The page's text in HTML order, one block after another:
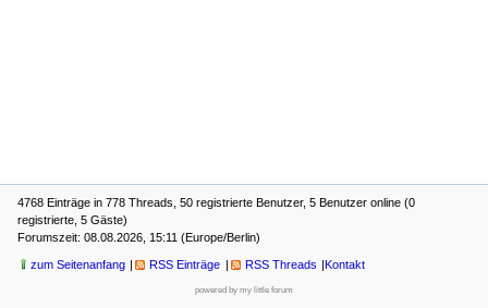
4768 Einträge in 778 Threads, 50 registrierte Benutzer, 5 Benutzer online (0
registrierte, 5 Gäste)
Forumszeit: 08.08.2026, 15:11 (Europe/Berlin)
zum Seitenanfang RSS Einträge RSS Threads Kontakt
powered by my little forum